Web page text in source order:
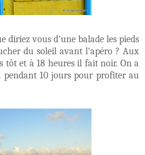
diriez vous d'une balade les pieds
du soleil avant l'apéro ? Aux
tôt et à 18 heures il fait noir. On a
10 jours pour profiter au